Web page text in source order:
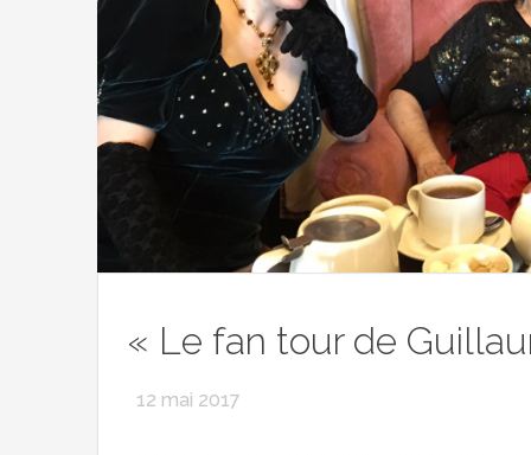
« Le fan tour de
12 mai 2017